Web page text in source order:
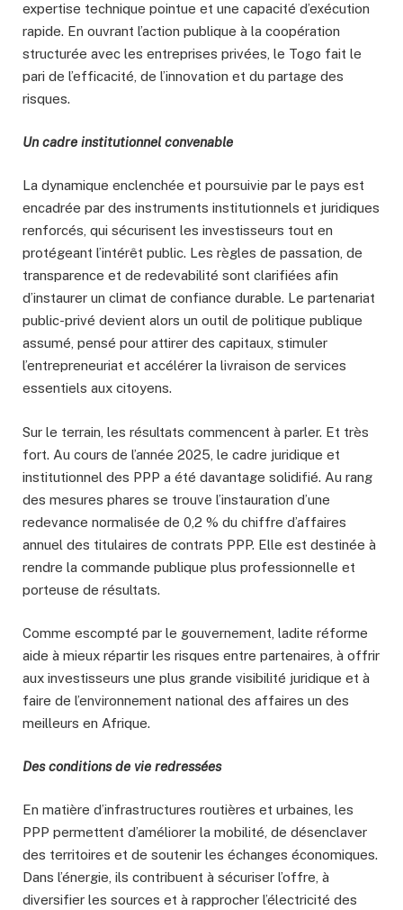
expertise technique pointue et une capacité d’exécution
rapide. En ouvrant l’action publique à la coopération
structurée avec les entreprises privées, le Togo fait le
pari de l’efficacité, de l’innovation et du partage des
risques.
Un cadre institutionnel convenable
La dynamique enclenchée et poursuivie par le pays est
encadrée par des instruments institutionnels et juridiques
renforcés, qui sécurisent les investisseurs tout en
protégeant l’intérêt public. Les règles de passation, de
transparence et de redevabilité sont clarifiées afin
d’instaurer un climat de confiance durable. Le partenariat
public-privé devient alors un outil de politique publique
assumé, pensé pour attirer des capitaux, stimuler
l’entrepreneuriat et accélérer la livraison de services
essentiels aux citoyens.
Sur le terrain, les résultats commencent à parler. Et très
fort. Au cours de l’année 2025, le cadre juridique et
institutionnel des PPP a été davantage solidifié. Au rang
des mesures phares se trouve l’instauration d’une
redevance normalisée de 0,2 % du chiffre d’affaires
annuel des titulaires de contrats PPP. Elle est destinée à
rendre la commande publique plus professionnelle et
porteuse de résultats.
Comme escompté par le gouvernement, ladite réforme
aide à mieux répartir les risques entre partenaires, à offrir
aux investisseurs une plus grande visibilité juridique et à
faire de l’environnement national des affaires un des
meilleurs en Afrique.
Des conditions de vie redressées
En matière d’infrastructures routières et urbaines, les
PPP permettent d’améliorer la mobilité, de désenclaver
des territoires et de soutenir les échanges économiques.
Dans l’énergie, ils contribuent à sécuriser l’offre, à
diversifier les sources et à rapprocher l’électricité des